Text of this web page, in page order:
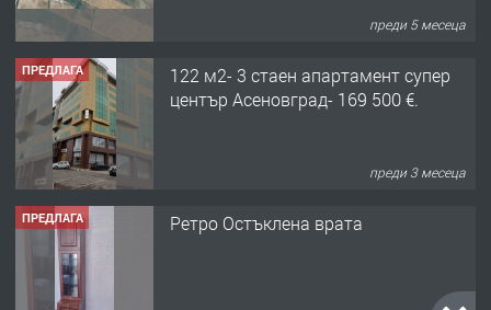
преди 5 месеца
ПРЕДЛАГА
122 м2- 3 стаен апартамент супер
център Асеновград- 169 500 €.
преди 3 месеца
ПРЕДЛАГА Ретро Остъклена врата